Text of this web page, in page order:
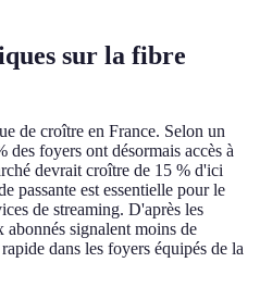
sur la fibre
de croître en France. Selon un
des foyers ont désormais accès à
devrait croître de 15 % d'ici
passante est essentielle pour le
de streaming. D'après les
signalent moins de
dans les foyers équipés de la